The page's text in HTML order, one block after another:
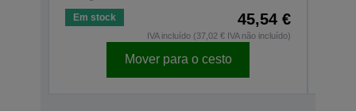
Em stock 45,54 €
IVA incluído (37,02 € IVA não incluído)
Mover para o cesto